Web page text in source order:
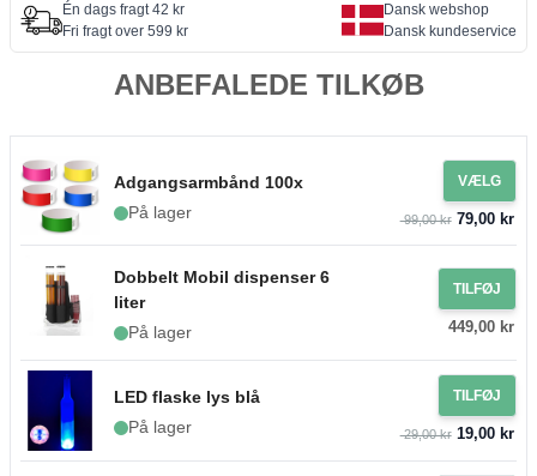
Én dags fragt 42 kr
Fri fragt over 599 kr
Dansk webshop
Dansk kundeservice
ANBEFALEDE TILKØB
Adgangsarmbånd 100x
På lager
VÆLG
99,00 kr79,00 kr
Dobbelt Mobil dispenser 6
liter
På lager
TILFØJ
449,00 kr
LED flaske lys blå
På lager
TILFØJ
29,00 kr19,00 kr